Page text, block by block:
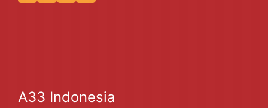
A33 Indonesia